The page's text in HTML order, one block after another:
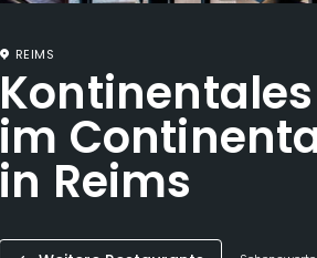
REIMS
im
in Reims